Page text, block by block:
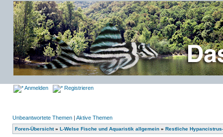
Anmelden Registrieren
Unbeantwortete Themen | Aktive Themen
Foren-Übersicht» L-Welse Fische und Aquaristik allgemein » Restliche